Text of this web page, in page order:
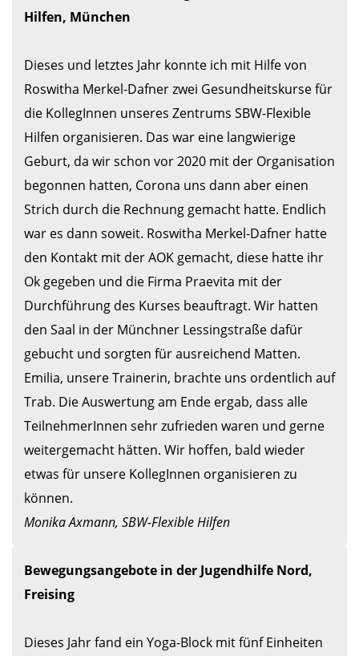
Hilfen, München
Dieses und letztes Jahr konnte ich mit Hilfe von
Roswitha Merkel-Dafner zwei Gesundheitskurse für
die KollegInnen unseres Zentrums SBW-Flexible
Hilfen organisieren. Das war eine langwierige
Geburt, da wir schon vor 2020 mit der Organisation
begonnen hatten, Corona uns dann aber einen
Strich durch die Rechnung gemacht hatte. Endlich
war es dann soweit. Roswitha Merkel-Dafner hatte
den Kontakt mit der AOK gemacht, diese hatte ihr
Ok gegeben und die Firma Praevita mit der
Durchführung des Kurses beauftragt. Wir hatten
den Saal in der Münchner Lessingstraße dafür
gebucht und sorgten für ausreichend Matten.
Emilia, unsere Trainerin, brachte uns ordentlich auf
Trab. Die Auswertung am Ende ergab, dass alle
TeilnehmerInnen sehr zufrieden waren und gerne
weitergemacht hätten. Wir hoffen, bald wieder
etwas für unsere KollegInnen organisieren zu
Monika Axmann, SBW-Flexible Hilfen
Bewegungsangebote in der Jugendhilfe Nord,
Freising
Dieses Jahr fand ein Yoga-Block mit fünf Einheiten